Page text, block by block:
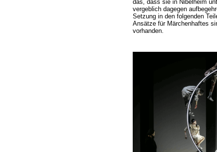
das, dass sie in Nibelheim
vergeblich dagegen
Setzung in den folgenden
Ansätze für Märchenhaftes
vorhanden.